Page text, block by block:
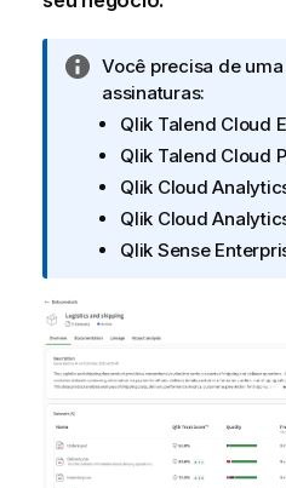
N
o
t
f
o
a
t
i
Você precisa de
assinaturas:
Qlik Talend Cloud
Qlik Talend Cloud
Qlik Cloud
Qlik Cloud
Qlik Sense